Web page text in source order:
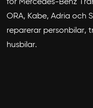
för Mercedes-Benz
ORA, Kabe, Adria och
reparerar personbilar,
husbilar.